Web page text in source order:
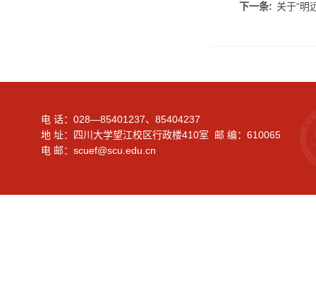
下一条: 关于“明
电 话：028—85401237、85404237
地 址：四川大学望江校区行政楼410室 邮 编：610065
电 邮：scuef@scu.edu.cn